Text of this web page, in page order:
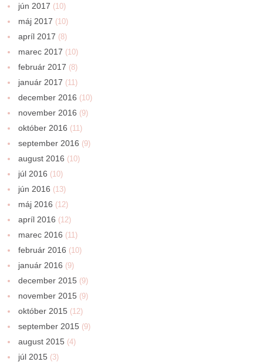
jún 2017 (10)
máj 2017 (10)
apríl 2017 (8)
marec 2017 (10)
február 2017 (8)
január 2017 (11)
december 2016 (10)
november 2016 (9)
október 2016 (11)
september 2016 (9)
august 2016 (10)
júl 2016 (10)
jún 2016 (13)
máj 2016 (12)
apríl 2016 (12)
marec 2016 (11)
február 2016 (10)
január 2016 (9)
december 2015 (9)
november 2015 (9)
október 2015 (12)
september 2015 (9)
august 2015 (4)
júl 2015 (3)